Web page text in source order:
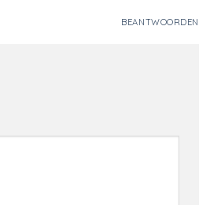
BEANTWOORDEN